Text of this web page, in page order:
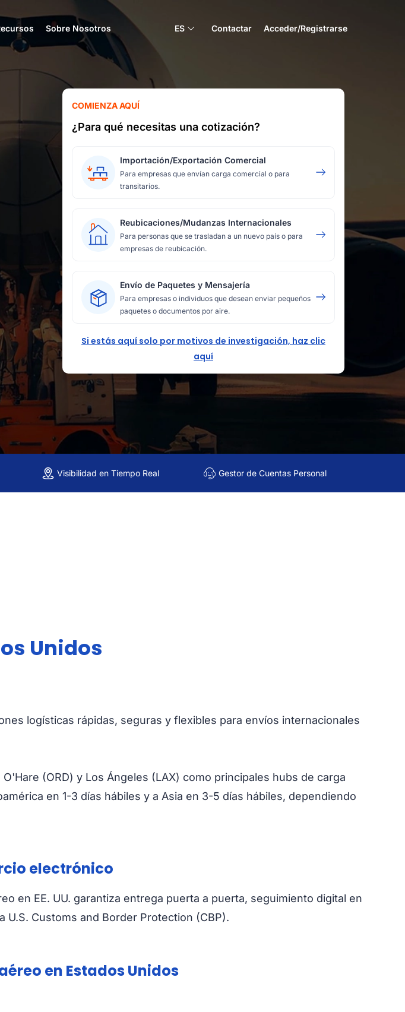
Sobre Nosotros ES Contactar Acceder/Registrarse
COMIENZA AQUÍ
¿Para qué necesitas una cotización?
Importación/Exportación Comercial
Para empresas que envían carga comercial o para
transitarios.
Reubicaciones/Mudanzas Internacionales
Para personas que se trasladan a un nuevo país o para
empresas de reubicación.
Envío de Paquetes y Mensajería
Para empresas o individuos que desean enviar pequeños
paquetes o documentos por aire.
Si estás aquí solo por motivos de investigación, haz clic
aquí
Visibilidad en Tiempo Real Gestor de Cuentas Personal
Unidos
logísticas rápidas, seguras y flexibles para envíos internacionales
(ORD) y Los Ángeles (LAX) como principales hubs de carga
en 1-3 días hábiles y a Asia en 3-5 días hábiles, dependiendo
electrónico
en EE. UU. garantiza entrega puerta a puerta, seguimiento digital en
Customs and Border Protection (CBP).
en Estados Unidos